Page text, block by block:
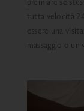
tutta velocità
essere una
massaggio o